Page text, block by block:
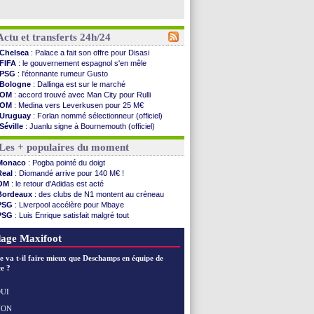
et transferts 24h/24
Chelsea : Palace a fait son offre pour Disasi
FIFA : le gouvernement espagnol s'en mêle
PSG : l'étonnante rumeur Gusto
Bologne : Dallinga est sur le marché
OM : accord trouvé avec Man City pour Rulli
OM : Medina vers Leverkusen pour 25 M€
Uruguay : Forlan nommé sélectionneur (officiel)
Séville : Juanlu signe à Bournemouth (officiel)
PSG: Ndjantou heureux d'avoir rejoué
Real : Diomandé pour 140 M€ ! (officiel)
Man City: Rodri préfère le Barça au Real !
Rennes : Aït Boudlal veut rejoindre Fulham
Aston Villa: Liverpool cible aussi Konsa
OM : une approche pour Diatta
Le Havre : Diaw va signer à Lille
Trabzonspor: Salah a signé ! (officiel)
Bordeaux: les mots de Mavuba
Fenerbahçe: Greenwood savoure son premier ...
Galatasaray : Milan rejette 35 M€ pour Leão
Southampton
+ populaires du moment
: Pogba pointé du doigt
: Diomandé arrive pour 140 M€ !
: le retour d'Adidas est acté
: des clubs de N1 montent au créneau
: Liverpool accélère pour Mbaye
: Luis Enrique satisfait malgré tout
: Fonseca prend cher sur les réseaux
Maxifoot
va t-il faire mieux que Deschamps en équipe de
?